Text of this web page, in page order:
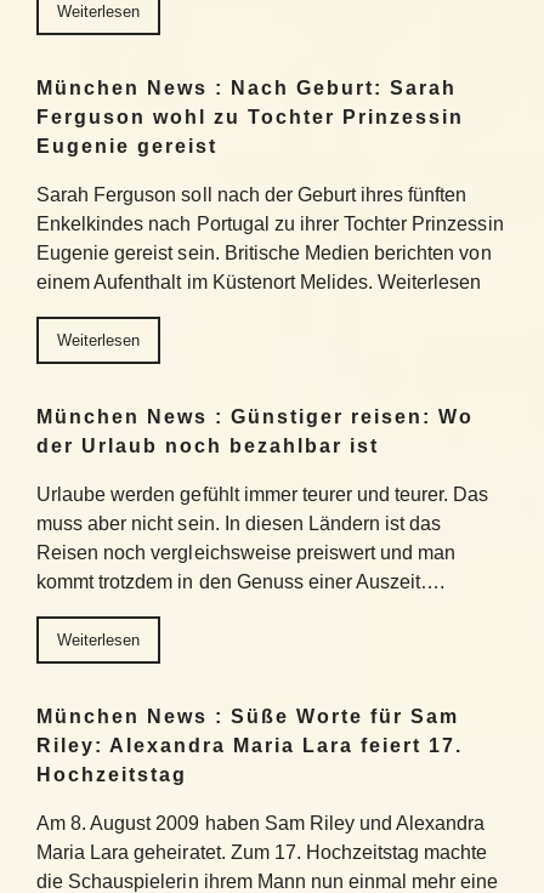
Weiterlesen
München News : Nach Geburt: Sarah
Ferguson wohl zu Tochter Prinzessin
Eugenie gereist
Sarah Ferguson soll nach der Geburt ihres fünften
Enkelkindes nach Portugal zu ihrer Tochter Prinzessin
Eugenie gereist sein. Britische Medien berichten von
einem Aufenthalt im Küstenort Melides. Weiterlesen
Weiterlesen
München News : Günstiger reisen: Wo
der Urlaub noch bezahlbar ist
Urlaube werden gefühlt immer teurer und teurer. Das
muss aber nicht sein. In diesen Ländern ist das
Reisen noch vergleichsweise preiswert und man
kommt trotzdem in den Genuss einer Auszeit….
Weiterlesen
München News : Süße Worte für Sam
Riley: Alexandra Maria Lara feiert 17.
Hochzeitstag
Am 8. August 2009 haben Sam Riley und Alexandra
Maria Lara geheiratet. Zum 17. Hochzeitstag machte
die Schauspielerin ihrem Mann nun einmal mehr eine